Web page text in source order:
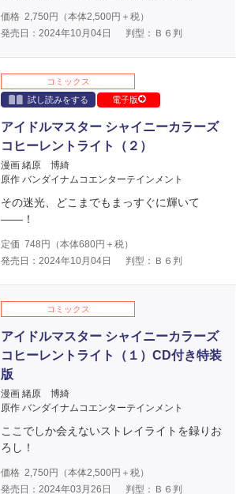
価格 2,750円（本体2,500円＋税）
発売日：2024年10月04日
判型：Ｂ６判
コミックス
試し読みをする
電子版
アイドルマスター シャイニーカラーズ
コヒーレントライト（２）
漫画 緒原 博綺
原作 バンダイナムコエンターテインメント
その迷光、どこまでもまっすぐに輝いて
――！
定価 748 円（本体680円＋税）
発売日：2024年10月04日
判型：Ｂ６判
コミックス
アイドルマスター シャイニーカラーズ
コヒーレントライト（１）CD付き特装
版
漫画 緒原 博綺
原作 バンダイナムコエンターテインメント
ここでしか会えないストレイライトを録りお
ろし！
価格 2,750円（本体2,500円＋税）
発売日：2024年03月26日
判型：Ｂ６判